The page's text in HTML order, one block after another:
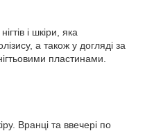
і шкіри, яка
а також у догляді за
пластинами.
Вранці та ввечері по